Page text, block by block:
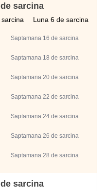
sarcina
Luna 6 de sarcina
Saptamana 16 de sarcina
Saptamana 18 de sarcina
Saptamana 20 de sarcina
Saptamana 22 de sarcina
Saptamana 24 de sarcina
Saptamana 26 de sarcina
Saptamana 28 de sarcina
sarcina